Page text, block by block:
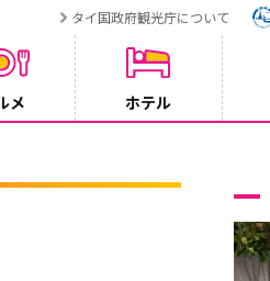
タイ国政府観光庁について
メ ホテル